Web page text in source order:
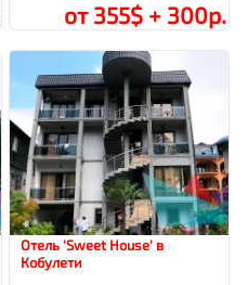
от 355$ + 300р.
Отель 'Sweet House' в
Кобулети